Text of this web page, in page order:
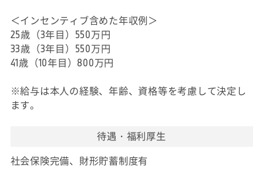
＜インセンティブ含めた年収例＞
25歳（3年目）550万円
33歳（3年目）550万円
41歳（10年目）800万円
※給与は本人の経験、年齢、資格等を考慮して決定し
ます。
待遇・福利厚生
社会保険完備、財形貯蓄制度有